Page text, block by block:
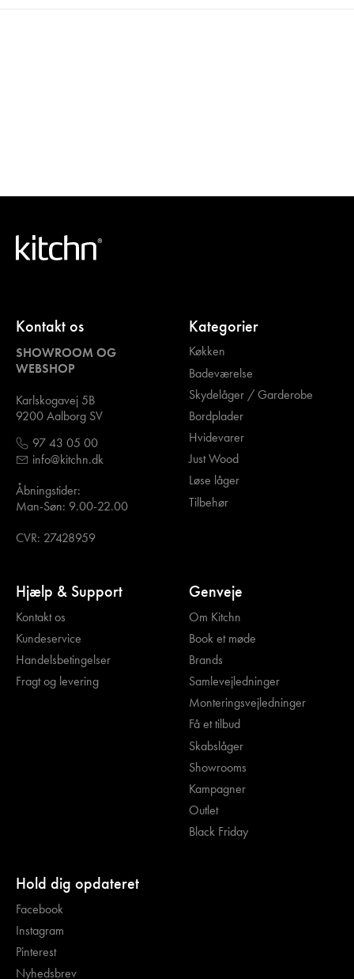
Kontakt os
SHOWROOM OG
WEBSHOP
Karlskogavej 5B
9200 Aalborg SV
97 43 05 00
info@kitchn.dk
Åbningstider:
Man-Søn: 9.00-22.00
CVR: 27428959
Kategorier
Køkken
Badeværelse
Skydelåger / Garderobe
Bordplader
Hvidevarer
Just Wood
Løse låger
Tilbehør
Hjælp & Support
Kontakt os
Kundeservice
Handelsbetingelser
Fragt og levering
Genveje
Om Kitchn
Book et møde
Brands
Samlevejledninger
Monteringsvejledninger
Få et tilbud
Skabslåger
Showrooms
Kampagner
Outlet
Black Friday
Hold dig opdateret
Facebook
Instagram
Pinterest
Nyhedsbrev